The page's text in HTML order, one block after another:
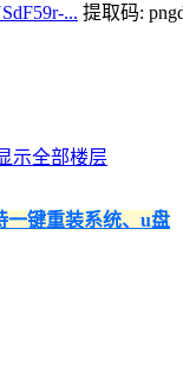
... 提取码:
示全部楼层
一键重装系统、u盘